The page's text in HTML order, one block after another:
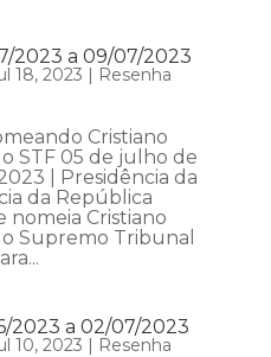
2023 a 09/07/2023
18, 2023 | Resenha
Cristiano
STF 05 de julho de
| Presidência da
da República
Cristiano
Supremo Tribunal
2023 a 02/07/2023
10, 2023 | Resenha